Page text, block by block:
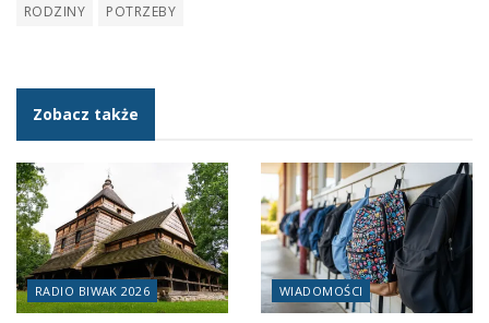
RODZINY
POTRZEBY
Zobacz także
RADIO BIWAK 2026 WIADOMOŚCI